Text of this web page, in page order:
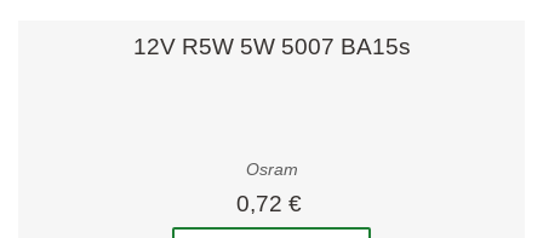
12V R5W 5W 5007 BA15s
Osram
0,72 €